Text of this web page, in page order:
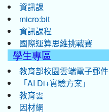
資訊課
micro:bit
資訊課程
國際運算思維挑戰賽
學生專區
教育部校園雲端電子郵件
「AI Di+實驗方案」
教育雲
因材網